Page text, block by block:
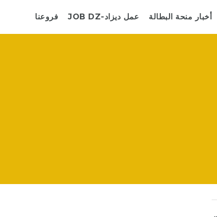
أخبار منحة البطالة JOB DZ-عمل ديزاد فروعنا